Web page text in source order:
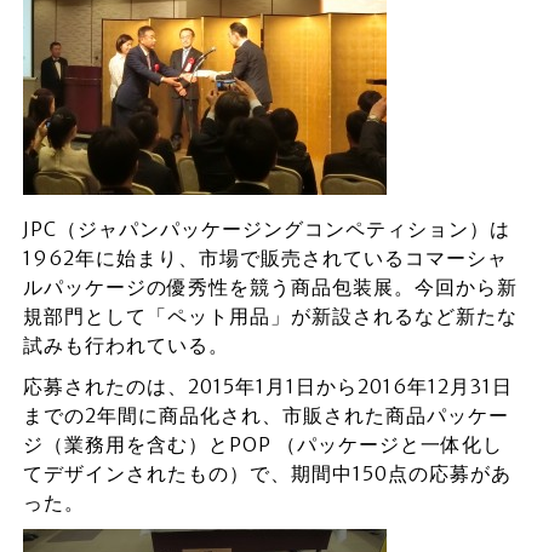
JPC（ジャパンパッケージングコンペティション）は
1962年に始まり、市場で販売されているコマーシャ
ルパッケージの優秀性を競う商品包装展。今回から新
規部門として「ペット用品」が新設されるなど新たな
試みも行われている。
応募されたのは、2015年1月1日から2016年12月31日
までの2年間に商品化され、市販された商品パッケー
ジ（業務用を含む）とPOP （パッケージと一体化し
てデザインされたもの）で、期間中150点の応募があ
った。